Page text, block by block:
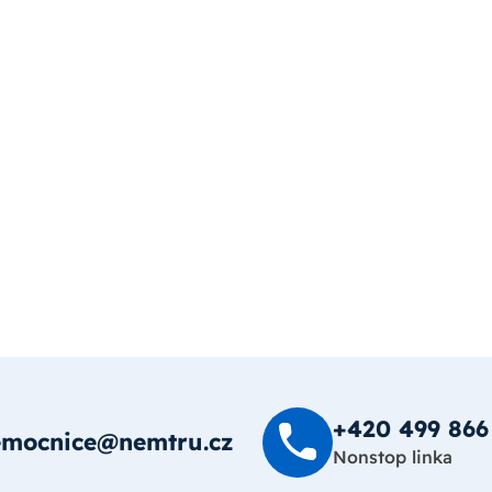
+420 499
Nonstop linka